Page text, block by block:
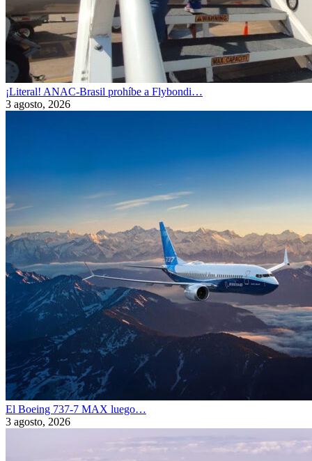
¡Literal! ANAC-Brasil prohíbe a Flybondi…
3 agosto, 2026
El Boeing 737-7 MAX luego…
3 agosto, 2026